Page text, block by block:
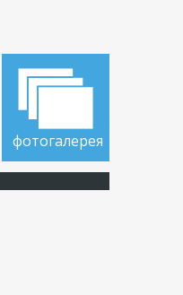
фотогалерея